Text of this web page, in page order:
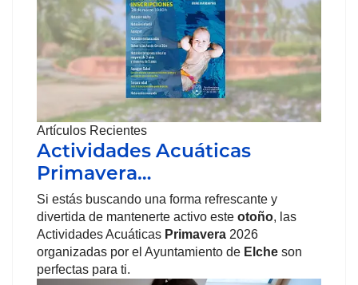
Artículos Recientes
Actividades Acuáticas
Primavera…
Si estás buscando una forma refrescante y
divertida de mantenerte activo este otoño, las
Actividades Acuáticas Primavera 2026
organizadas por el Ayuntamiento de Elche son
perfectas para ti.